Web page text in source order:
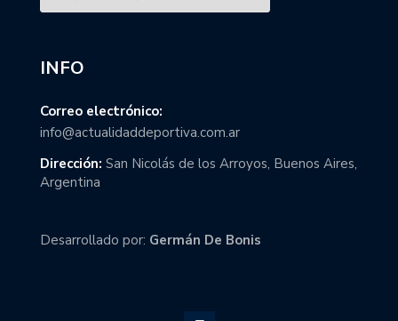
INFO
Correo electrónico:
info@actualidaddeportiva.com.ar
Dirección: San Nicolás de los Arroyos, Buenos Aires,
Argentina
Desarrollado por: Germán De Bonis